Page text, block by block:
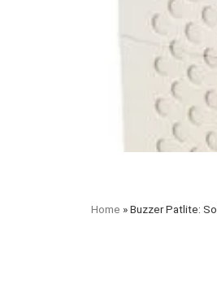
Home »Buzzer Patlite: